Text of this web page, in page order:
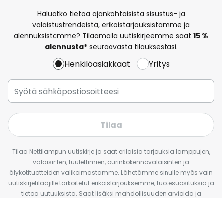
Haluatko tietoa ajankohtaisista sisustus- ja
valaistustrendeistä, erikoistarjouksistamme ja
alennuksistamme? Tilaamalla uutiskirjeemme saat 15 %
alennusta*seuraavasta tilauksestasi.
Henkilöasiakkaat Yritys
Tilaa
Tilaa Nettilampun uutiskirje ja saat erilaisia tarjouksia lamppujen,
valaisinten, tuulettimien, aurinkokennovalaisinten ja
älykotituotteiden valikoimastamme. Lähetämme sinulle myös vain
uutiskirjetilaajille tarkoitetut erikoistarjouksemme, tuotesuosituksia ja
tietoa uutuuksista. Saat lisäksi mahdollisuuden arvioida ja